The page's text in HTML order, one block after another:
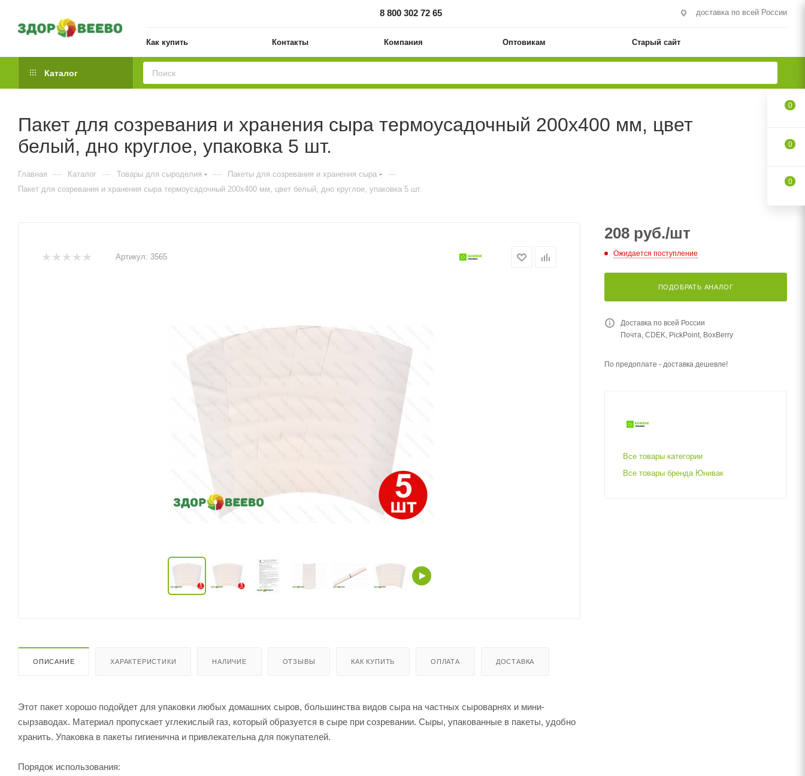
8 800 302 72 65 доставка по всей России
Как купить Контакты Компания Оптовикам Старый сайт
Каталог
Пакет для созревания и хранения сыра термоусадочный 200х400 мм, цвет
белый, дно круглое, упаковка 5 шт.
Главная — Каталог — Товары для сыроделия — Пакеты для созревания и хранения сыра —
Пакет для созревания и хранения сыра термоусадочный 200х400 мм, цвет белый, дно круглое, упаковка 5 шт.
Артикул: 3565
ОПИСАНИЕ ХАРАКТЕРИСТИКИ НАЛИЧИЕ ОТЗЫВЫ КАК КУПИТЬ ОПЛАТА ДОСТАВКА
Этот пакет хорошо подойдет для упаковки любых домашних сыров, большинства видов сыра на частных сыроварнях и мини-
сырзаводах. Материал пропускает углекислый газ, который образуется в сыре при созревании. Сыры, упакованные в пакеты, удобно
хранить. Упаковка в пакеты гигиенична и привлекательна для покупателей.
Порядок использования:
208 руб./шт
Ожидается поступление
ПОДОБРАТЬ АНАЛОГ
Доставка по всей России
Почта, CDEK, PickPoint, BoxBerry
По предоплате - доставка дешевле!
Все товары категории
Все товары бренда Юнивак
0
0
0